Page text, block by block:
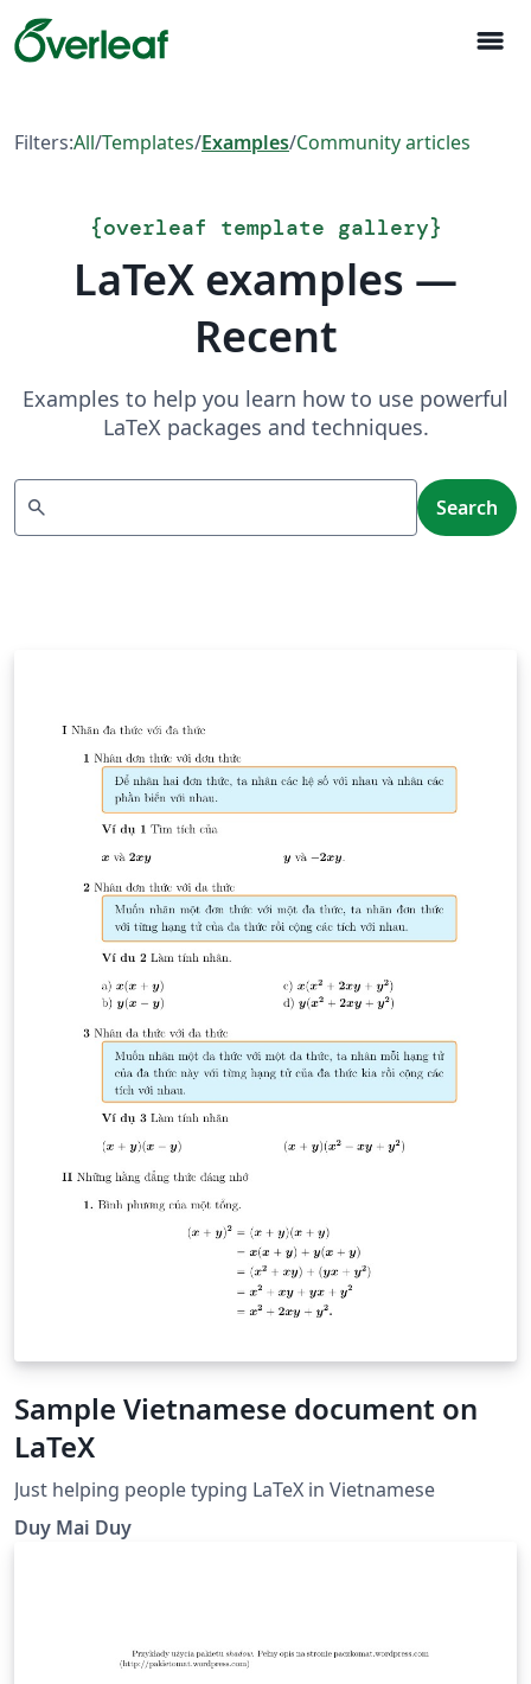
menu
Filters:All/Templates/Examples/Community articles
{overleaf template gallery}
LaTeX examples —
Recent
Examples to help you learn how to use powerful
LaTeX packages and techniques.
search Search
Sample Vietnamese document on
LaTeX
Just helping people typing LaTeX in Vietnamese
Duy Mai Duy